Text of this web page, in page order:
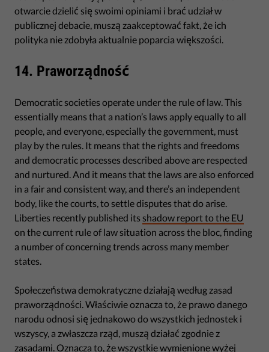
otwarcie dzielić się swoimi opiniami i brać udział w
publicznej debacie, muszą zaakceptować fakt, że ich
polityka nie zdobyła aktualnie poparcia większości.
14. Praworządność
Democratic societies operate under the rule of law. This
essentially means that a nation’s laws apply equally to all
people, and everyone, especially the government, must
play by the rules. It means that the rights and freedoms
and democratic processes described above are respected
and nurtured. And it means that the laws are also enforced
in a fair and consistent way, and there’s an independent
body, like the courts, to settle disputes that do arise.
Liberties recently published its shadow report to the EU
on the current rule of law situation across the bloc, finding
a number of concerning trends across many member
states.
Społeczeństwa demokratyczne działają według zasad
praworządności. Właściwie oznacza to, że prawo danego
narodu odnosi się jednakowo do wszystkich jednostek i
wszyscy, a zwłaszcza rząd, muszą działać zgodnie z
zasadami. Oznacza to, że wszystkie wymienione wyżej